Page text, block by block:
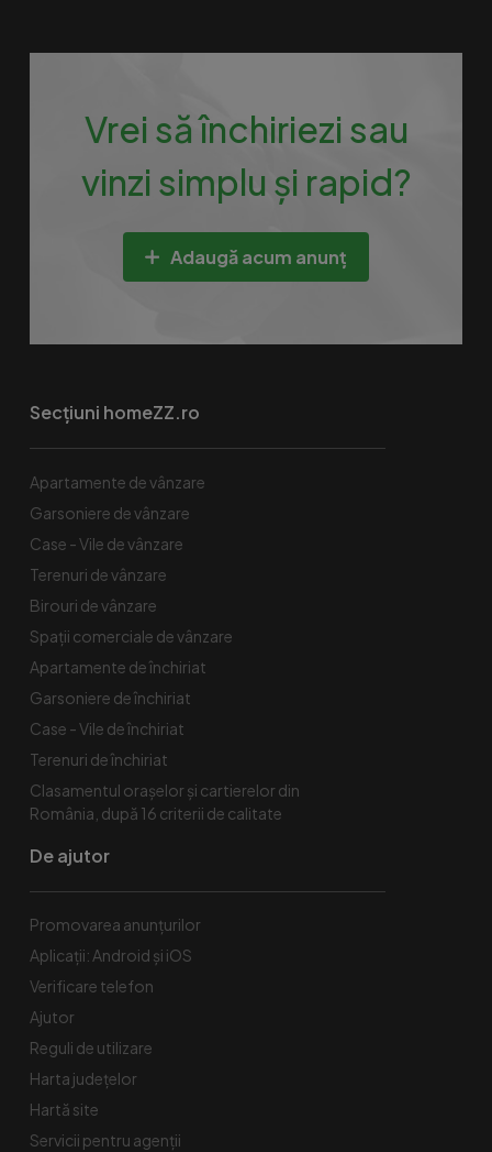
Vrei să închiriezi sau
vinzi simplu și rapid?
Adaugă acum anunț
Secțiuni homeZZ.ro
Apartamente de vânzare
Garsoniere de vânzare
Case - Vile de vânzare
Terenuri de vânzare
Birouri de vânzare
Spaţii comerciale de vânzare
Apartamente de închiriat
Garsoniere de închiriat
Case - Vile de închiriat
Terenuri de închiriat
Clasamentul orașelor și cartierelor din
România, după 16 criterii de calitate
De ajutor
Promovarea anunțurilor
Aplicații: Android și iOS
Verificare telefon
Ajutor
Reguli de utilizare
Harta județelor
Hartă site
Servicii pentru agenții